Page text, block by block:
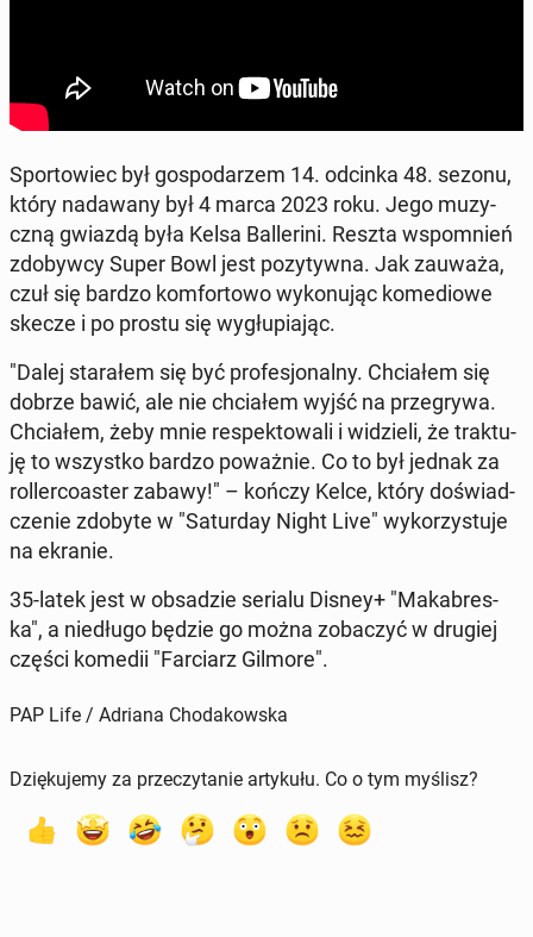
Sportowiec był gospo­darzem 14. odcinka 48. sezonu,
który nadawany był 4 marca 2023 roku. Jego muzy­
czną gwiazdą była Kelsa Bal­leri­ni. Reszta wspom­nień
zdoby­w­cy Super Bowl jest pozy­ty­w­na. Jak zauważa,
czuł się bardzo kom­for­towo wykonu­jąc kome­diowe
skecze i po prostu się wygłu­pi­a­jąc.
"Dalej starałem się być pro­fesjon­al­ny. Chci­ałem się
dobrze bawić, ale nie chci­ałem wyjść na prze­gry­wa.
Chci­ałem, żeby mnie re­spek­towali i widzieli, że trak­tu­
ję to wszys­tko bardzo poważnie. Co to był jednak za
roller­coast­er zabawy!" – kończy Kelce, który doświad­
cze­nie zdobyte w "Sat­ur­day Night Live" wyko­rzys­tu­je
na ekranie.
35-latek jest w ob­sadzie serialu Disney+ "Makabres­
ka", a niedłu­go będzie go można zobaczyć w drugiej
części komedii "Far­cia­rz Gilmore".
PAP Life / Adriana Chodakowska
Dziękujemy za przeczytanie artykułu. Co o tym myślisz?